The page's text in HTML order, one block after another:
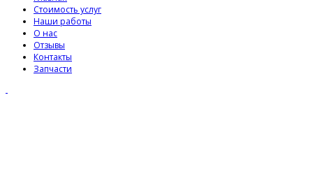
Стоимость услуг
Наши работы
О нас
Отзывы
Контакты
Запчасти